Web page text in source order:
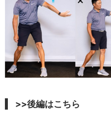
>>後編はこちら